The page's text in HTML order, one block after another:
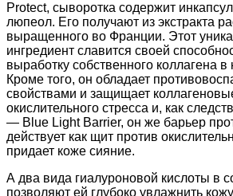
Protect, сыворотка содержит
люпеол. Его получают из экстракта
выращенного во Франции. Этот
ингредиент славится своей
выработку собственного коллагена в
Кроме того, он обладает
свойствами и защищает
окислительного стресса и, как
— Blue Light Barrier, он же барьер
действует как щит против
придает коже сияние.
А два вида гиалуроновой кислоты в
позволяют ей глубоко увлажнить